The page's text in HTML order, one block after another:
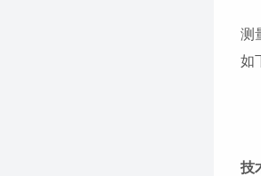
测
如
技